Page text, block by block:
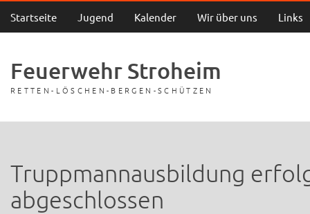
Startseite Jugend Kalender Wir über uns Links
Feuerwehr Stroheim
RETTEN-LÖSCHEN-BERGEN-SCHÜTZEN
Truppmannausbildung
abgeschlossen